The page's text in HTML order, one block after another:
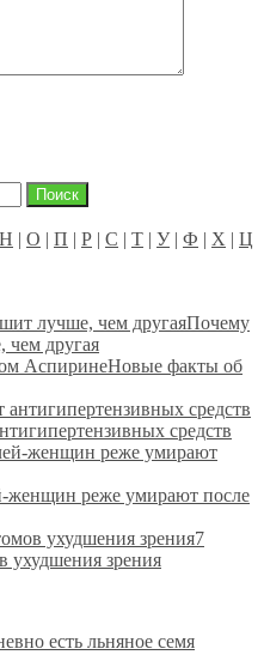
Н | О | П | Р | С | Т | У| Ф | Х | Ц
Почему
чем другая
Новые факты об
средств
женщин реже умирают после
7
ухудшения зрения